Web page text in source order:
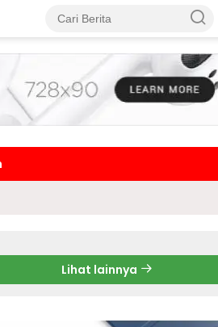
Lihat lainnya